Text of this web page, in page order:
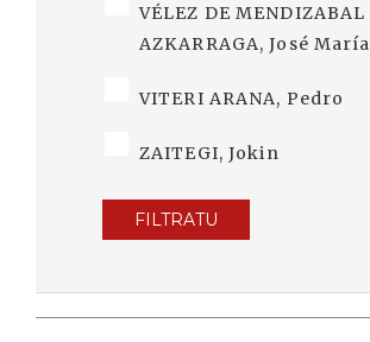
VÉLEZ DE MENDIZABAL
AZKARRAGA, José María
VITERI ARANA, Pedro
ZAITEGI, Jokin
FILTRATU